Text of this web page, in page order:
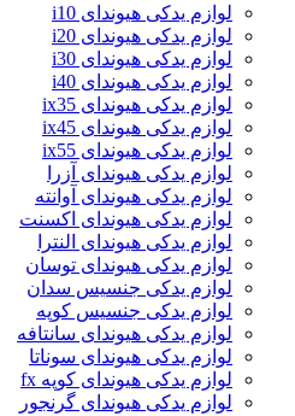
لوازم یدکی هیوندای i10
لوازم یدکی هیوندای i20
لوازم یدکی هیوندای i30
لوازم یدکی هیوندای i40
لوازم یدکی هیوندای ix35
لوازم یدکی هیوندای ix45
لوازم یدکی هیوندای ix55
لوازم یدکی هیوندای آزرا
لوازم یدکی هیوندای آوانته
لوازم یدکی هیوندای اکسنت
لوازم یدکی هیوندای النترا
لوازم یدکی هیوندای توسان
لوازم یدکی جنسیس سدان
لوازم یدکی جنسیس کوپه
لوازم یدکی هیوندای سانتافه
لوازم یدکی هیوندای سوناتا
لوازم یدکی هیوندای کوپه fx
لوازم یدکی هیوندای گرنجور